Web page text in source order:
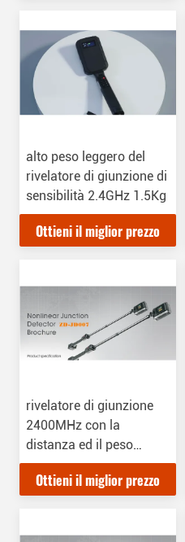
alto peso leggero del
rivelatore di giunzione di
sensibilità 2.4GHz 1.5Kg
Ottieni il miglior prezzo
rivelatore di giunzione
2400MHz con la
distanza ed il peso
leggero di rilevazione di
120-200mm
Ottieni il miglior prezzo